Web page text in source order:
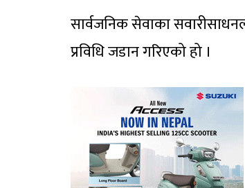
सार्वजनिक सेवाका
प्रविधि जडान गरिएको हो ।